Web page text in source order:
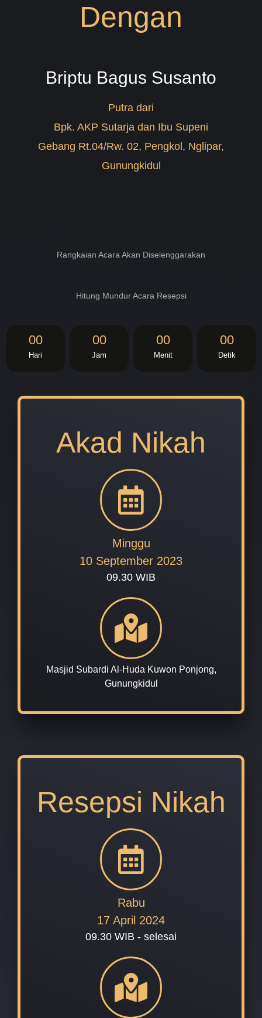
Dengan
Briptu Bagus Susanto
Putra dari
Bpk. AKP Sutarja dan Ibu Supeni
Gebang Rt.04/Rw. 02, Pengkol, Nglipar,
Gunungkidul
Rangkaian Acara Akan Diselenggarakan
Hitung Mundur Acara Resepsi
00
Hari
00
Jam
00
Menit
00
Detik
Akad Nikah
Minggu
10 September 2023
09.30 WIB
Masjid Subardi Al-Huda Kuwon Ponjong,
Gunungkidul
Resepsi Nikah
Rabu
17 April 2024
09.30 WIB - selesai